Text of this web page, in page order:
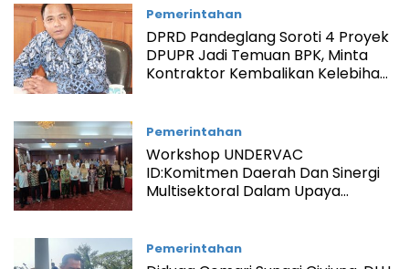
Pemerintahan
DPRD Pandeglang Soroti 4 Proyek
DPUPR Jadi Temuan BPK, Minta
Kontraktor Kembalikan Kelebihan
Pemerintahan
Workshop UNDERVAC
ID:Komitmen Daerah Dan Sinergi
Multisektoral Dalam Upaya
Pemerintahan